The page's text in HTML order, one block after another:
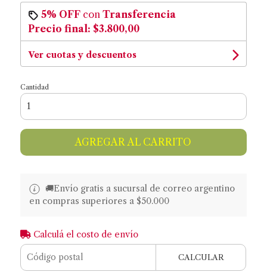
5% OFFcon Transferencia
Precio final: $3.800,00
Ver cuotas y descuentos
Cantidad
AGREGAR AL CARRITO
🚚​​Envío gratis a sucursal de correo argentino
en compras superiores a $50.000
Calculá el costo de envío
CALCULAR